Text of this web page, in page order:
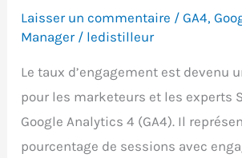
Laisser un commentaire /GA4,
Manager/ ledistilleur
Le taux d’engagement est devenu
pour les marketeurs et les experts
Google Analytics 4 (GA4). Il
pourcentage de sessions avec